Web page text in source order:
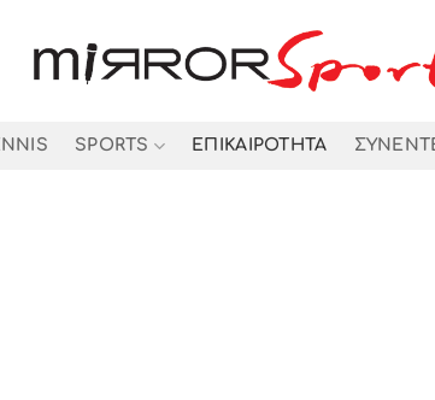
SPORTS ΕΠΙΚΑΙΡΟΤΗΤΑ